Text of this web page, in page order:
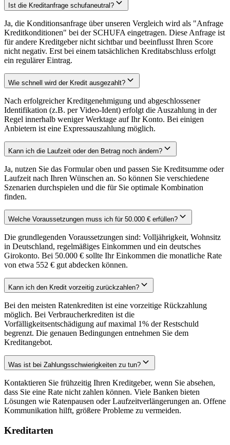
Ist die Kreditanfrage schufaneutral?
Ja, die Konditionsanfrage über unseren Vergleich wird als "Anfrage
Kreditkonditionen" bei der SCHUFA eingetragen. Diese Anfrage ist
für andere Kreditgeber nicht sichtbar und beeinflusst Ihren Score
nicht negativ. Erst bei einem tatsächlichen Kreditabschluss erfolgt
ein regulärer Eintrag.
Wie schnell wird der Kredit ausgezahlt?
Nach erfolgreicher Kreditgenehmigung und abgeschlossener
Identifikation (z.B. per Video-Ident) erfolgt die Auszahlung in der
Regel innerhalb weniger Werktage auf Ihr Konto. Bei einigen
Anbietern ist eine Expressauszahlung möglich.
Kann ich die Laufzeit oder den Betrag noch ändern?
Ja, nutzen Sie das Formular oben und passen Sie Kreditsumme oder
Laufzeit nach Ihren Wünschen an. So können Sie verschiedene
Szenarien durchspielen und die für Sie optimale Kombination
finden.
Welche Voraussetzungen muss ich für 50.000 € erfüllen?
Die grundlegenden Voraussetzungen sind: Volljährigkeit, Wohnsitz
in Deutschland, regelmäßiges Einkommen und ein deutsches
Girokonto. Bei 50.000 € sollte Ihr Einkommen die monatliche Rate
von etwa 552 € gut abdecken können.
Kann ich den Kredit vorzeitig zurückzahlen?
Bei den meisten Ratenkrediten ist eine vorzeitige Rückzahlung
möglich. Bei Verbraucherkrediten ist die
Vorfälligkeitsentschädigung auf maximal 1% der Restschuld
begrenzt. Die genauen Bedingungen entnehmen Sie dem
Kreditangebot.
Was ist bei Zahlungsschwierigkeiten zu tun?
Kontaktieren Sie frühzeitig Ihren Kreditgeber, wenn Sie absehen,
dass Sie eine Rate nicht zahlen können. Viele Banken bieten
Lösungen wie Ratenpausen oder Laufzeitverlängerungen an. Offene
Kommunikation hilft, größere Probleme zu vermeiden.
Kreditarten